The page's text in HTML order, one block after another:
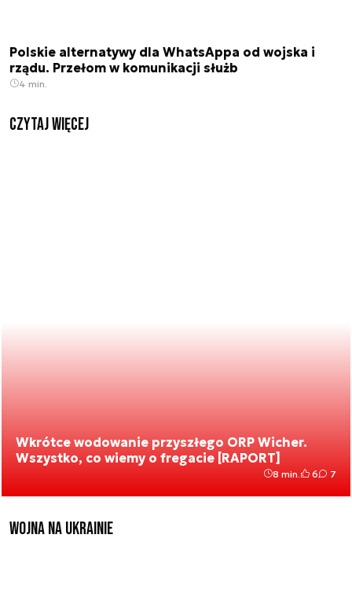
Polskie alternatywy dla WhatsAppa od wojska i
rządu. Przełom w komunikacji służb
4 min.
czytaj więcej
Wkrótce wodowanie przyszłego ORP Wicher.
Wszystko, co wiemy o fregacie [RAPORT]
8 min. 6 7
Wojna na Ukrainie